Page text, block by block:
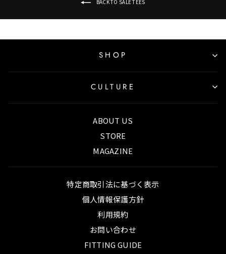
BACK TO SALE TEES
SHOP
CULTURE
ABOUT US
STORE
MAGAZINE
特定商取引法に基づく表示
個人情報保護方針
利用規約
お問い合わせ
FITTING GUIDE